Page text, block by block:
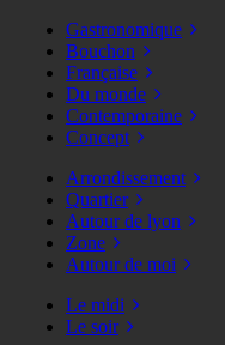
Gastronomique
Bouchon
Française
Du monde
Contemporaine
Concept
Arrondissement
Quartier
Autour de lyon
Zone
Autour de moi
Le midi
Le soir